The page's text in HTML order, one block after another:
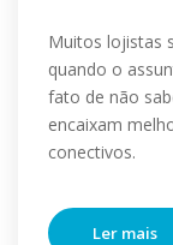
Muitos lojistas
quando o
fato de não
encaixam
conectivos.
Ler mais